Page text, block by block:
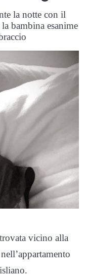
la notte con il
bambina esanime
vicino alla